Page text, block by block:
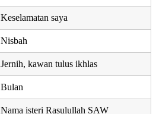
Keselamatan saya
Nisbah
Jernih, kawan tulus ikhlas
Bulan
Nama isteri Rasulullah SAW